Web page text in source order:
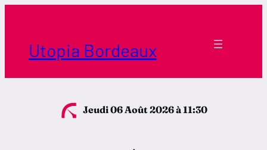
contenuUtopia Bordeaux
Jeudi 06 Août 2026à 11:30